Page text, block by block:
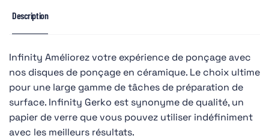
Description
Infinity Améliorez votre expérience de ponçage avec
nos disques de ponçage en céramique. Le choix ultime
pour une large gamme de tâches de préparation de
surface. Infinity Gerko est synonyme de qualité, un
papier de verre que vous pouvez utiliser indéfiniment
avec les meilleurs résultats.